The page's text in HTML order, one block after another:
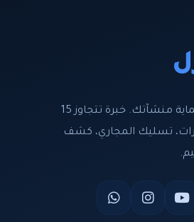
حلول متكاملة لعزل وحماية منشآتك. خبرة تتجاوز 15
تسليك المجاري، كشف